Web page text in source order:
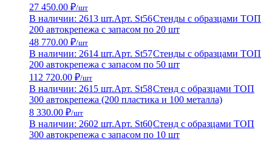
27 450.00 ₽/шт
В наличии: 2613 шт.Арт. St56Стенды с образцами ТОП
200 автокрепежа с запасом по 20 шт
48 770.00 ₽/шт
В наличии: 2614 шт.Арт. St57Стенды с образцами ТОП
200 автокрепежа с запасом по 50 шт
112 720.00 ₽/шт
В наличии: 2615 шт.Арт. St58Стенд с образцами ТОП
300 автокрепежа (200 пластика и 100 металла)
8 330.00 ₽/шт
В наличии: 2602 шт.Арт. St60Стенд с образцами ТОП
300 автокрепежа с запасом по 10 шт